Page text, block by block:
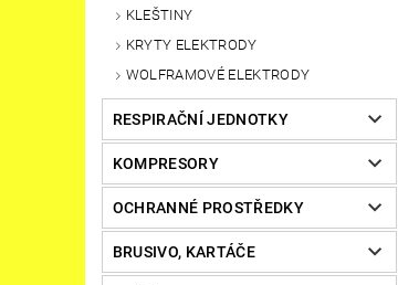
KLEŠTINY
KRYTY ELEKTRODY
WOLFRAMOVÉ ELEKTRODY
RESPIRAČNÍ JEDNOTKY
KOMPRESORY
OCHRANNÉ PROSTŘEDKY
BRUSIVO, KARTÁČE